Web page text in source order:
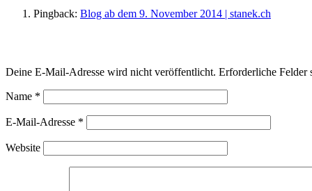
Pingback: Blog ab dem 9. November 2014 | stanek.ch
Deine E-Mail-Adresse wird nicht veröffentlicht. Erforderliche Felder
Name *
E-Mail-Adresse *
Website